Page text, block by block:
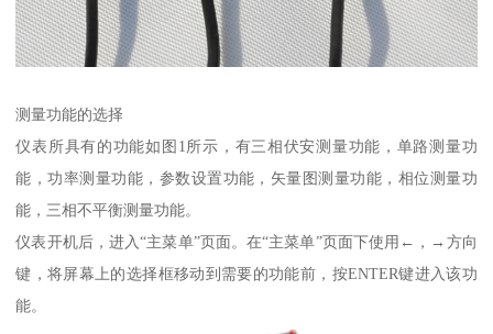
测量功能的选择
仪表所具有的功能如图1所示，有三相伏安测量功能，单路测量功
能，功率测量功能，参数设置功能，矢量图测量功能，相位测量功
能，三相不平衡测量功能。
仪表开机后，进入“主菜单”页面。在“主菜单”页面下使用←，→方向
键，将屏幕上的选择框移动到需要的功能前，按ENTER键进入该功
能。